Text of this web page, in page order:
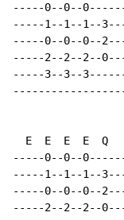
-----0--0--
-----1--1--1--
-----0--0--0--
-----2--2--2--
-----3--3--
E  E  E  E  Q
-----0--0--
-----1--1--1--
-----0--0--0--
-----2--2--2--